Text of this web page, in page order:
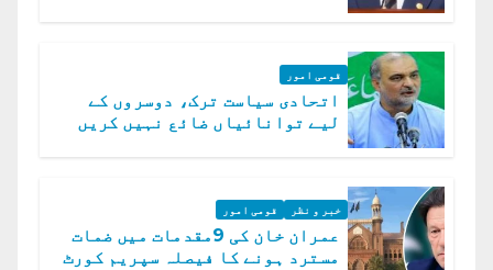
قومی امور
اتحادی سیاست ترک، دوسروں کے
لیے توانائیاں ضائع نہیں کریں
خبر و نظر قومی امور
عمران خان کی 9مقدمات میں ضمات
مسترد ہونے کا فیصلہ سپریم کورٹ